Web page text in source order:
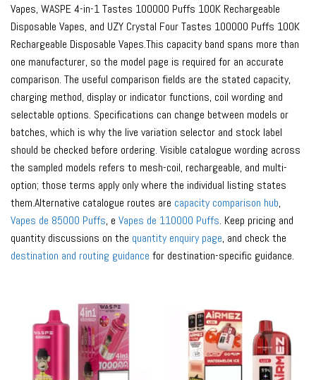
Vapes, WASPE 4-in-1 Tastes 100000 Puffs 100K Rechargeable
Disposable Vapes, and UZY Crystal Four Tastes 100000 Puffs 100K
Rechargeable Disposable Vapes.This capacity band spans more than
one manufacturer, so the model page is required for an accurate
comparison. The useful comparison fields are the stated capacity,
charging method, display or indicator functions, coil wording and
selectable options. Specifications can change between models or
batches, which is why the live variation selector and stock label
should be checked before ordering. Visible catalogue wording across
the sampled models refers to mesh-coil, rechargeable, and multi-
option; those terms apply only where the individual listing states
them.Alternative catalogue routes are capacity comparison hub,
Vapes de 85000 Puffs, e Vapes de 110000 Puffs. Keep pricing and
quantity discussions on the quantity enquiry page, and check the
destination and routing guidance for destination-specific guidance.